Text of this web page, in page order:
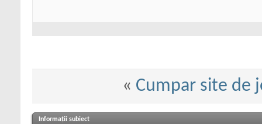
« Cumpar site de
Informații subiect